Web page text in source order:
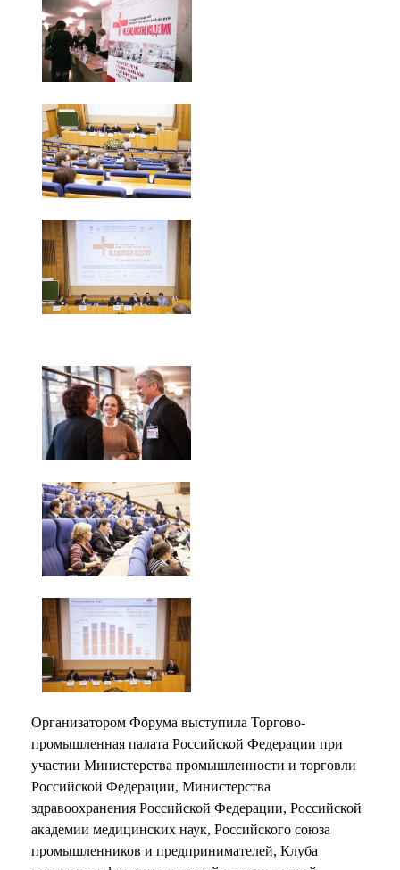
Организатором Форума выступила Торгово-
промышленная палата Российской Федерации при
участии Министерства промышленности и торговли
Российской Федерации, Министерства
здравоохранения Российской Федерации, Российской
академии медицинских наук, Российского союза
промышленников и предпринимателей, Клуба